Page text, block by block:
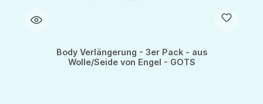
Body Verlängerung - 3er Pack - aus
Wolle/Seide von Engel - GOTS